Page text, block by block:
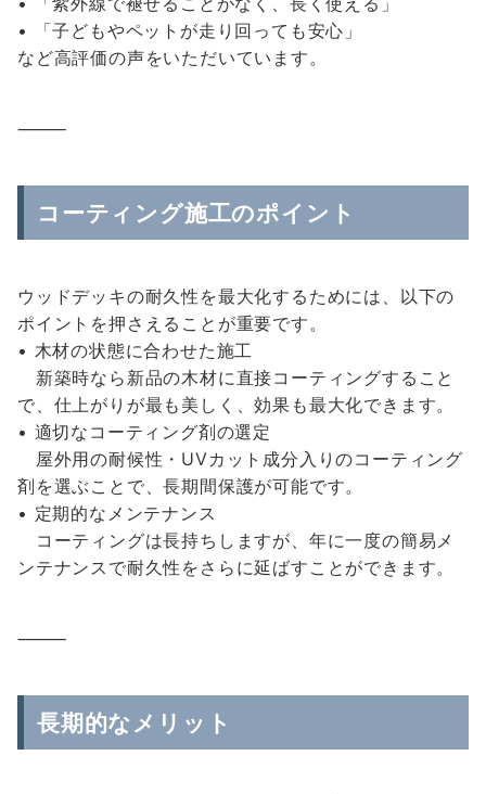
• 「子どもやペットが走り回っても安心」
など高評価の声をいただいています。
⸻
コーティング施工のポイント
ウッドデッキの耐久性を最大化するためには、以下の
ポイントを押さえることが重要です。
• 木材の状態に合わせた施工
新築時なら新品の木材に直接コーティングすること
で、仕上がりが最も美しく、効果も最大化できます。
• 適切なコーティング剤の選定
屋外用の耐候性・UVカット成分入りのコーティング
剤を選ぶことで、長期間保護が可能です。
• 定期的なメンテナンス
コーティングは長持ちしますが、年に一度の簡易メ
ンテナンスで耐久性をさらに延ばすことができます。
⸻
長期的なメリット